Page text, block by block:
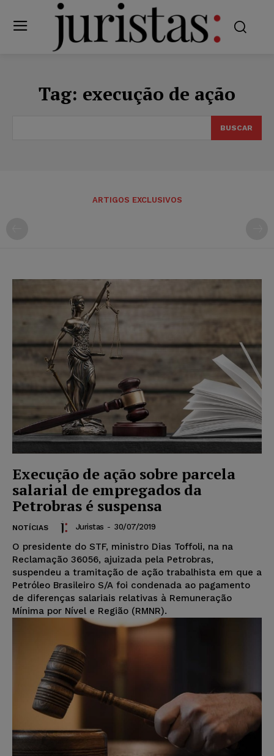
Tag: execução de ação
BUSCAR
ARTIGOS EXCLUSIVOS
Execução de ação sobre parcela
salarial de empregados da
Petrobras é suspensa
NOTÍCIAS Juristas - 30/07/2019
O presidente do STF, ministro Dias Toffoli, na na
Reclamação 36056, ajuizada pela Petrobras,
suspendeu a tramitação de ação trabalhista em que a
Petróleo Brasileiro S/A foi condenada ao pagamento
de diferenças salariais relativas à Remuneração
Mínima por Nível e Região (RMNR).